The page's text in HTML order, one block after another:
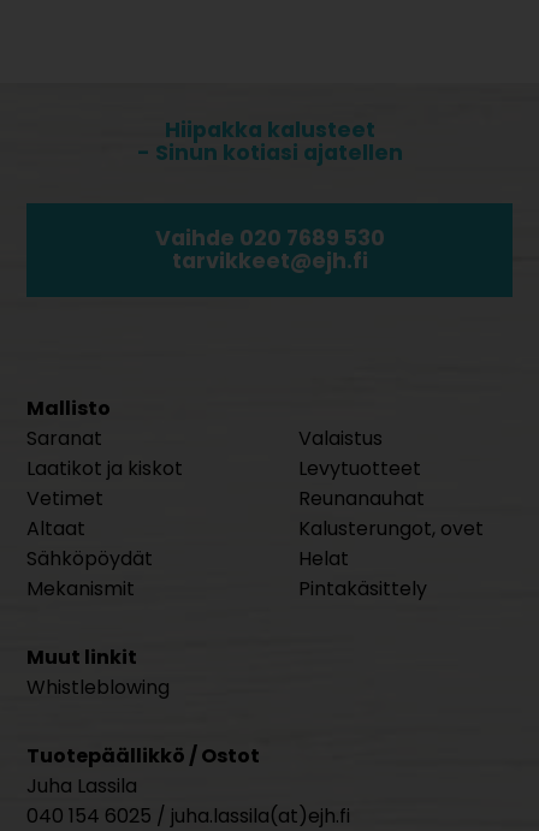
Hiipakka kalusteet
- Sinun kotiasi ajatellen
Vaihde 020 7689 530
tarvikkeet@ejh.fi
Mallisto
Saranat
Laatikot ja kiskot
Vetimet
Altaat
Sähköpöydät
Mekanismit
Valaistus
Levytuotteet
Reunanauhat
Kalusterungot, ovet
Helat
Pintakäsittely
Muut linkit
Whistleblowing
Tuotepäällikkö / Ostot
Juha Lassila
040 154 6025 / juha.lassila(at)ejh.fi